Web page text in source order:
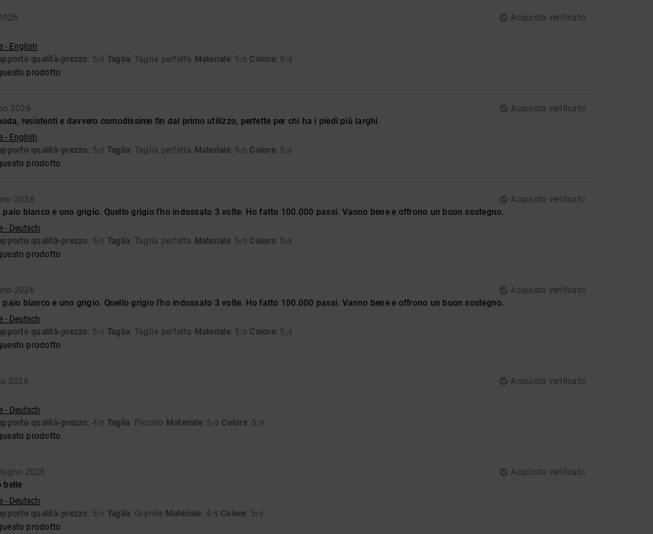
Acquisto verificato
- English
qualità-prezzo: 5/5 Taglia: Taglia perfetta Materiale: 5 /5 Colore: 5 /5
prodotto
2026
Acquisto verificato
resistenti e davvero comodissime fin dal primo utilizzo, perfette per chi ha i piedi più larghi.
- English
qualità-prezzo: 5/5 Taglia: Taglia perfetta Materiale: 5 /5 Colore: 5 /5
prodotto
2026
Acquisto verificato
paio bianco e uno grigio. Quello grigio l'ho indossato 3 volte. Ho fatto 100.000 passi. Vanno bene e offrono un buon sostegno.
- Deutsch
qualità-prezzo: 5/5 Taglia: Taglia perfetta Materiale: 5 /5 Colore: 5 /5
prodotto
2026
Acquisto verificato
paio bianco e uno grigio. Quello grigio l'ho indossato 3 volte. Ho fatto 100.000 passi. Vanno bene e offrono un buon sostegno.
- Deutsch
qualità-prezzo: 5/5 Taglia: Taglia perfetta Materiale: 5 /5 Colore: 5 /5
prodotto
2026
Acquisto verificato
- Deutsch
qualità-prezzo: 4/5 Taglia: Piccolo Materiale: 5 /5 Colore: 5 /5
prodotto
2026
Acquisto verificato
belle
- Deutsch
qualità-prezzo: 5/5 Taglia: Grande Materiale: 4/5 Colore: 5/5
prodotto